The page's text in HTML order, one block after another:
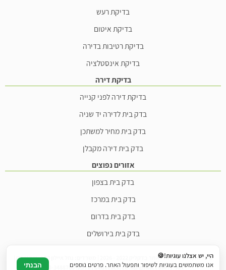
בדיקת רעש
בדיקת איטום
בדיקת רטיבות בדירה
בדיקת אינסטלציה
בדיקת דירה
בדיקת דירה לפני קנייה
בדק בית לדירה יד שניה
בדק בית מחיר למשתכן
בדק בית דירה מקבלן
אזורים נפוצים
בדק בית בצפון
בדק בית במרכז
בדק בית בדרום
בדק בית בירושלים
© כל הזכויות שמורות לאתר בדקליק 2022 - 2026 | משרדים: נחל איילון 20ב, צור יצחק |
דוא"ל: bedeclick.co.il@gmail.com | טלפון: 073-3488760
היי, יש אצלנו עוגיות!🍪
אנו משתמשים בעוגיות לשיפור ותפעול האתר. פרטים נוספים
הבנתי